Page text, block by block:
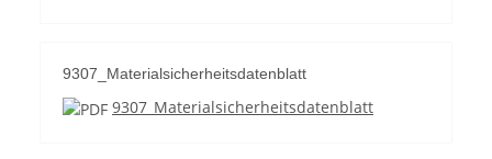
9307_Materialsicherheitsdatenblatt
9307_Materialsicherheitsdatenblatt